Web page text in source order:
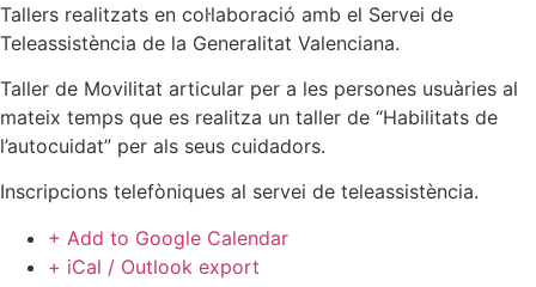
Tallers realitzats en col·laboració amb el Servei de
Teleassistència de la Generalitat Valenciana.
Taller de Movilitat articular per a les persones usuàries al
mateix temps que es realitza un taller de “Habilitats de
l’autocuidat” per als seus cuidadors.
Inscripcions telefòniques al servei de teleassistència.
+ Add to Google Calendar
+ iCal / Outlook export